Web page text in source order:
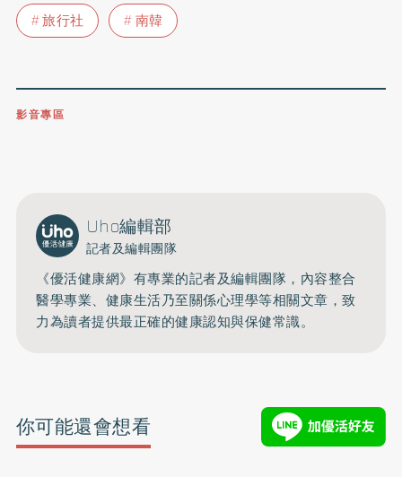
旅行社 南韓
影音專區
Uho編輯部
記者及編輯團隊
《優活健康網》有專業的記者及編輯團隊，內容整合
醫學專業、健康生活乃至關係心理學等相關文章，致
力為讀者提供最正確的健康認知與保健常識。
你可能還會想看